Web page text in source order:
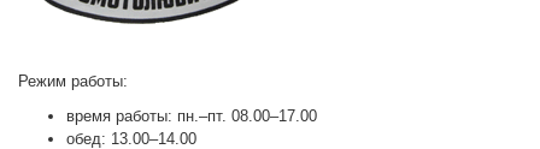
Режим работы:
время работы: пн.–пт. 08.00–17.00
обед: 13.00–14.00